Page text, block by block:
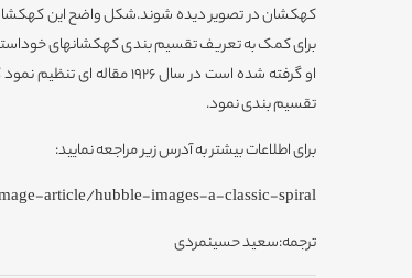
کهکشان در تصویر دیده شوند.شکل واضح این کهکشان
برای کمک به تعریف تقسیم بندی کهکشانهای
او گرفته شده است در سال
تقسیم بندی نمود.
برای اطلاعات بیشتر به آدرس زیر مراجعه نمایید:
article/hubble-images-a-classic-spiral/
ترجمه:سعید حسینمردی